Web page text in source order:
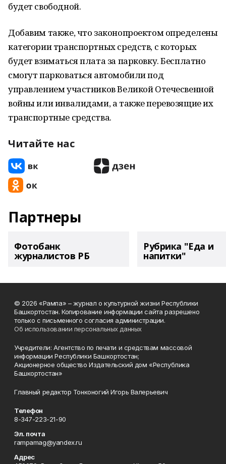
будет свободной.
Добавим также, что законопроектом определены
категории транспортных средств, с которых
будет взиматься плата за парковку. Бесплатно
смогут парковаться автомобили под
управлением участников Великой Отечесвенной
войны или инвалидами, а также перевозящие их
транспортные средства.
Читайте нас
Партнеры
Фотобанк
журналистов РБ
Рубрика "Еда и
напитки"
© 2026 «Рампа» – журнал о культурной жизни Республики
Башкортостан. Копирование информации сайта разрешено
только с письменного согласия администрации.
Об использовании персональных данных
Учредители: Агентство по печати и средствам массовой
информации Республики Башкортостан;
Акционерное общество Издательский дом «Республика
Башкортостан»
Главный редактор Тонконогий Игорь Валерьевич
Телефон
8-347-223-21-90
Эл. почта
rampamag@yandex.ru
Адрес